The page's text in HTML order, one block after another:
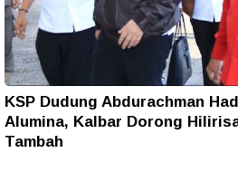
KSP Dudung Abdurachman
Alumina, Kalbar Dorong
Tambah